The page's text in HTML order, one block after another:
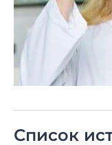
Список